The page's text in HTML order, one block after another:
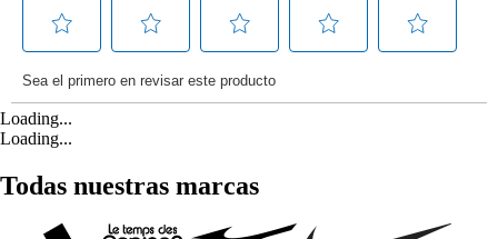
Loading...
Loading...
Todas nuestras marcas